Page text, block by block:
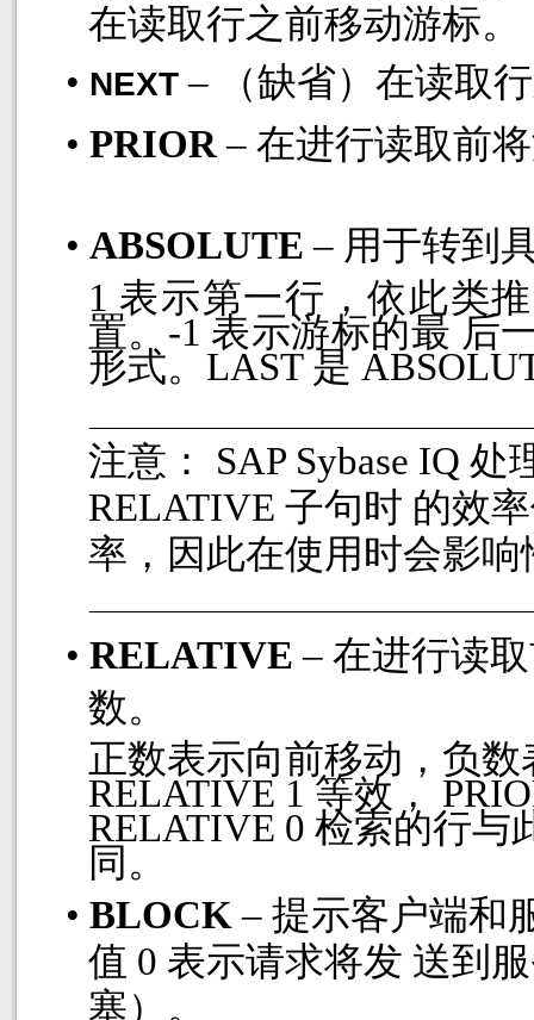
在读取行之前移动游标。
• NEXT– （缺省）在读取
• PRIOR– 在进行读取前
• ABSOLUTE– 用于转到
1 表示第一行，依此类
置。 -1 表示游标的最 后
形式。 LAST 是
注意： SAP Sybase IQ 处
RELATIVE 子句时 的效
率，因此在使用时会影响
• RELATIVE– 在进行读
数。
正数表示向前移动，负
RELATIVE 1 等效，
RELATIVE 0 检索的行与
同。
• BLOCK– 提示客户端和
值 0 表示请求将发 送到
塞）。